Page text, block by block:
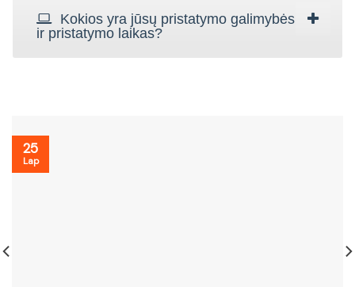
Kokios yra jūsų pristatymo galimybės
ir pristatymo laikas?
25
Lap